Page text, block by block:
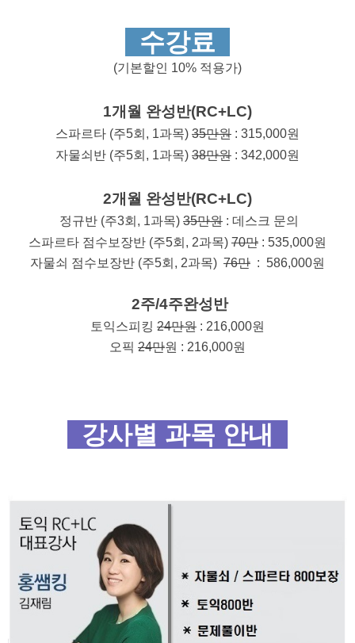
수강료
(기본할인 10% 적용가)
1개월 완성반(RC+LC)
스파르타 (주5회, 1과목) 35만원 : 315,000원
자물쇠반 (주5회, 1과목) 38만원 : 342,000원
2개월 완성반(RC+LC)
정규반 (주3회, 1과목) 35만원 : 데스크 문의
스파르타 점수보장반 (주5회, 2과목) 70만 : 535,000원
자물쇠 점수보장반 (주5회, 2과목) 76만 : 586,000원
2주/4주완성반
토익스피킹 24만원 : 216,000원
오픽 24만원 : 216,000원
강사별 과목 안내